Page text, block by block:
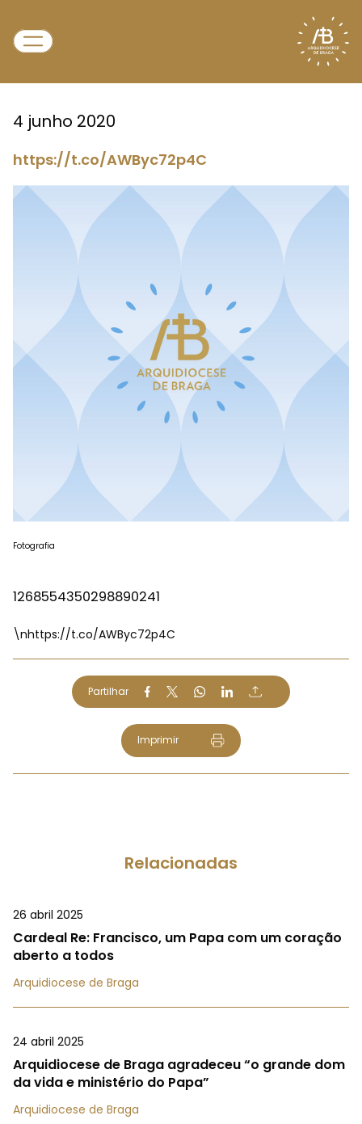
4 junho 2020
https://t.co/AWByc72p4C
Fotografia
1268554350298890241
\nhttps://t.co/AWByc72p4C
Partilhar
Imprimir
Relacionadas
26 abril 2025
Cardeal Re: Francisco, um Papa com um coração
aberto a todos
Arquidiocese de Braga
24 abril 2025
Arquidiocese de Braga agradeceu “o grande dom
da vida e ministério do Papa”
Arquidiocese de Braga